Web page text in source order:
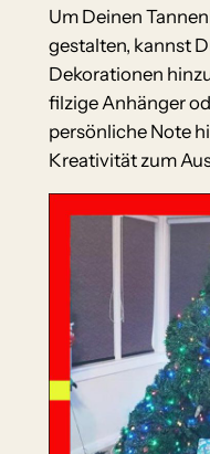
Um Deinen
gestalten, kannst
Dekorationen
filzige Anhänger
persönliche Note
Kreativität zum